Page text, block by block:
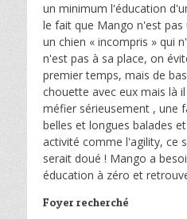
un minimum l'éducation
le fait que Mango n'est
un chien « incompris » qui
n'est pas à sa place, on
premier temps, mais de
chouette avec eux mais là
méfier sérieusement , une
belles et longues balades
activité comme l'agility, ce
serait doué ! Mango a
éducation à zéro et
Foyer recherché